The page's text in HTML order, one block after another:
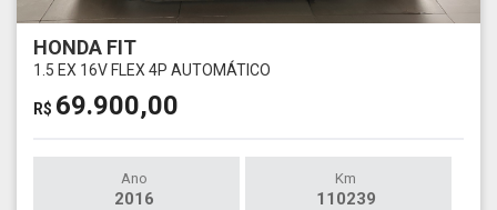
HONDA FIT
1.5 EX 16V FLEX 4P AUTOMÁTICO
R$ 69.900,00
Ano
2016
Km
110239